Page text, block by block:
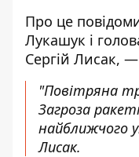
Про це
Лукашук і
Сергій Лисак, —
"Повітряна
Загроза
найближчого
Лисак.